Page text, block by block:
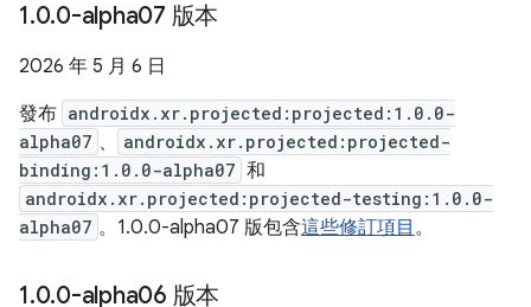
1.0.0-alpha07 版本
2026 年 5 月 6 日
發布 androidx.xr.projected:projected:1.0.0-
alpha07 、
androidx.xr.projected:projected-
binding:1.0.0-alpha07 和
androidx.xr.projected:projected-testing:1.0.0-
alpha07 。1.0.0-alpha07 版包含這些修訂項目 。
1.0.0-alpha06 版本